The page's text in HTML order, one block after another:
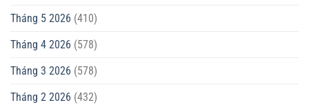
Tháng 5 2026 (410)
Tháng 4 2026 (578)
Tháng 3 2026 (578)
Tháng 2 2026 (432)